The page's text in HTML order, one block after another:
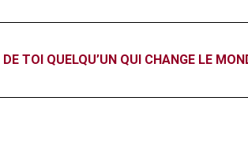
TOI QUELQU’UN QUI CHANGE LE